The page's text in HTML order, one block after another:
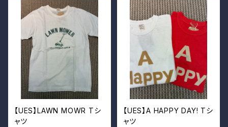
【UES】LAWN MOWR Tシ
ャツ
【UES】A HAPPY DAY! Tシ
ャツ